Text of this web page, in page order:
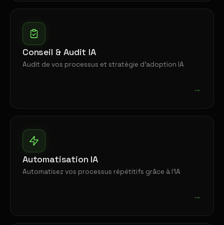
Conseil & Audit IA
Audit de vos processus et stratégie d'adoption IA
→
Automatisation IA
Automatisez vos processus répétitifs grâce à l'IA
→